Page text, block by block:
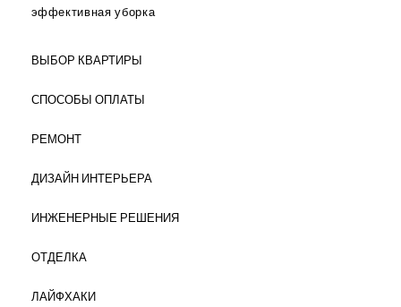
эффективная уборка
ВЫБОР КВАРТИРЫ
СПОСОБЫ ОПЛАТЫ
РЕМОНТ
ДИЗАЙН ИНТЕРЬЕРА
ИНЖЕНЕРНЫЕ РЕШЕНИЯ
ОТДЕЛКА
ЛАЙФХАКИ